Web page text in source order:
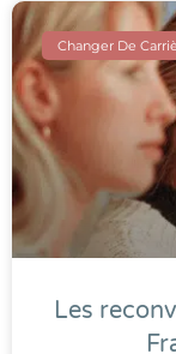
Changer De
Les